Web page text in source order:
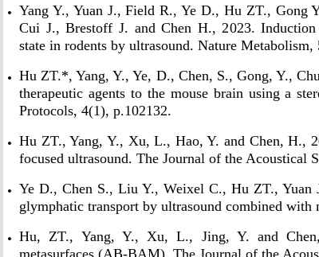
Yang Y., Yuan J., Field R., Ye D., Hu ZT.,
Cui J., Brestoff J. and Chen H., 2023.
state in rodents by ultrasound. Nature Metabolism,
Hu ZT.*, Yang, Y., Ye, D., Chen, S., Gong, Y.,
therapeutic agents to the mouse brain using a
Protocols, 4(1), p.102132.
Hu ZT., Yang, Y., Xu, L., Hao, Y. and Chen, H.,
focused ultrasound. The Journal of the Acoustical
Ye D., Chen S., Liu Y., Weixel C., Hu ZT., Yuan
glymphatic transport by ultrasound combined with
Hu, ZT., Yang, Y., Xu, L., Jing, Y. and
metasurfaces (AB-BAM). The Journal of the